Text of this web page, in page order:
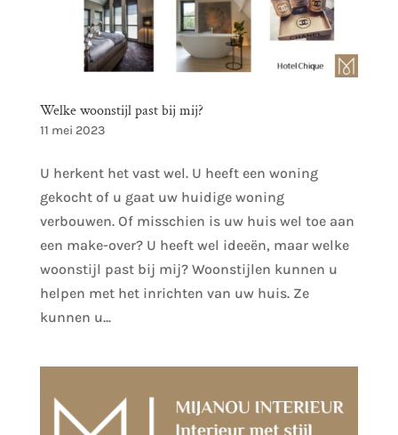
Welke woonstijl past bij mij?
11 mei 2023
U herkent het vast wel. U heeft een woning
gekocht of u gaat uw huidige woning
verbouwen. Of misschien is uw huis wel toe aan
een make-over? U heeft wel ideeën, maar welke
woonstijl past bij mij? Woonstijlen kunnen u
helpen met het inrichten van uw huis. Ze
kunnen u...